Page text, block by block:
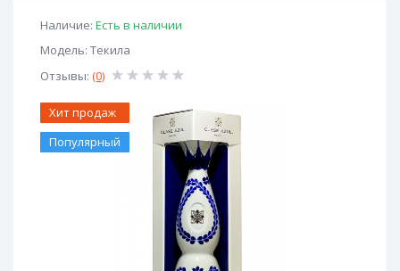
Наличие: Есть в наличии
Модель: Текила
Отзывы: (0)
Хит продаж
Популярный